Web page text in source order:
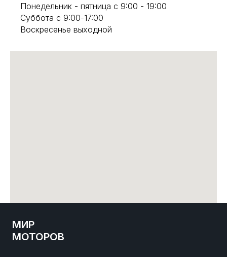
Понедельник - пятница с 9:00 - 19:00
Суббота с 9:00-17:00
Воскресенье выходной
МИР
МОТОРОВ